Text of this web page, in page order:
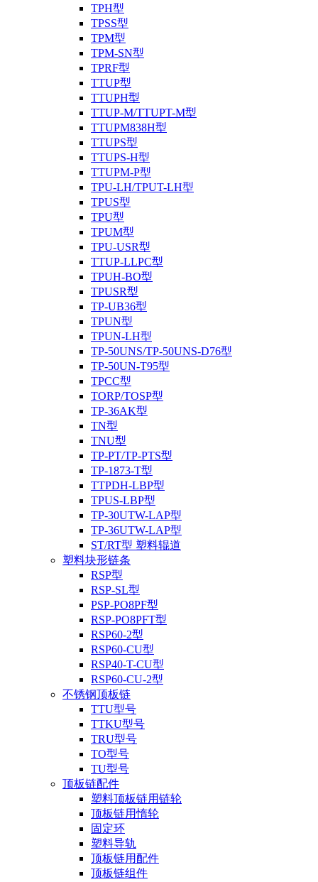
TPH型
TPSS型
TPM型
TPM-SN型
TPRF型
TTUP型
TTUPH型
TTUP-M/TTUPT-M型
TTUPM838H型
TTUPS型
TTUPS-H型
TTUPM-P型
TPU-LH/TPUT-LH型
TPUS型
TPU型
TPUM型
TPU-USR型
TTUP-LLPC型
TPUH-BO型
TPUSR型
TP-UB36型
TPUN型
TPUN-LH型
TP-50UNS/TP-50UNS-D76型
TP-50UN-T95型
TPCC型
TORP/TOSP型
TP-36AK型
TN型
TNU型
TP-PT/TP-PTS型
TP-1873-T型
TTPDH-LBP型
TPUS-LBP型
TP-30UTW-LAP型
TP-36UTW-LAP型
ST/RT型 塑料辊道
塑料块形链条
RSP型
RSP-SL型
PSP-PO8PF型
RSP-PO8PFT型
RSP60-2型
RSP60-CU型
RSP40-T-CU型
RSP60-CU-2型
不锈钢顶板链
TTU型号
TTKU型号
TRU型号
TO型号
TU型号
顶板链配件
塑料顶板链用链轮
顶板链用惰轮
固定环
塑料导轨
顶板链用配件
顶板链组件